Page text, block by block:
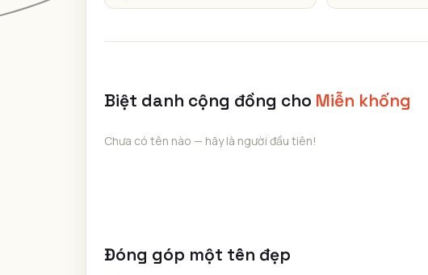
Biệt danh cộng đồng cho Miễn khống
Chưa có tên nào — hãy là người đầu tiên!
Đóng góp một tên đẹp